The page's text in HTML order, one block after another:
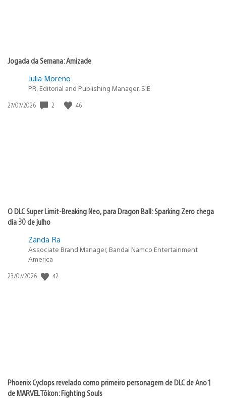
Jogada da Semana: Amizade
Julia Moreno
PR, Editorial and Publishing Manager, SIE
Data
27/07/2026 2 46
O DLC Super Limit-Breaking Neo, para Dragon Ball: Sparking Zero chega
dia 30 de julho
Zanda Ra
Associate Brand Manager, Bandai Namco Entertainment
America
Data
23/07/2026 42
Phoenix Cyclops revelado como primeiro personagem de DLC de Ano 1
de MARVEL Tōkon: Fighting Souls